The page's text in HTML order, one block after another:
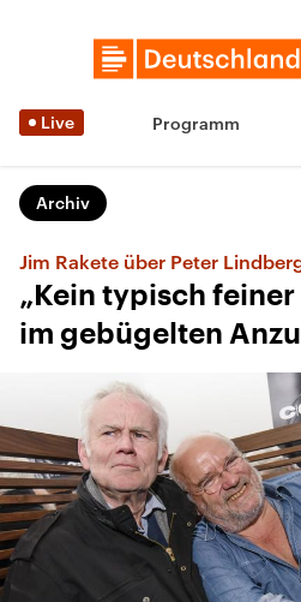
Live Programm
Archiv
Jim Rakete über Peter
„Kein typisch
im gebügelten